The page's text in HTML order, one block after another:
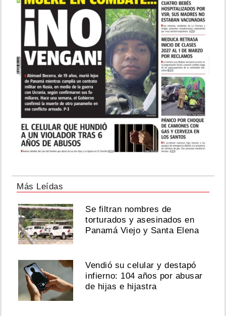
Más Leídas
Se filtran nombres de
torturados y asesinados en
Panamá Viejo y Santa Elena
Vendió su celular y destapó
infierno: 104 años por abusar
de hijas e hijastra